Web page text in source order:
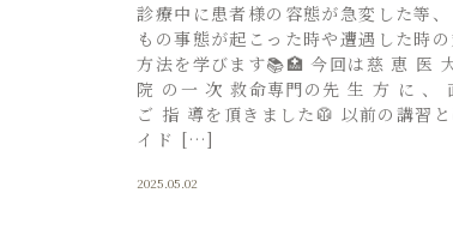
診療中に患者様の容態が急変した等
もの事態が起こった時や遭遇した時
方法を学びます📚🏥 今回は慈 恵 医
院 の一 次 救命専門の先 生 方 に 、
ご 指 導を頂きました🥼 以前の講習
イド […]
2025.05.02